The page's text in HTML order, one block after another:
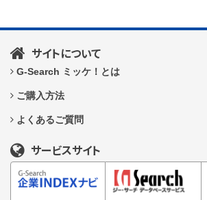
サイトについて
G-Search ミッケ！とは
ご購入方法
よくあるご質問
サービスサイト